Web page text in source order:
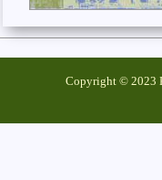
Copyright © 2023